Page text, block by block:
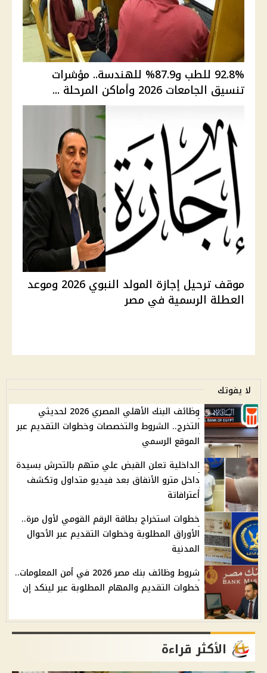
92.8% للطب و87.9% للهندسة.. مؤشرات
تنسيق الجامعات 2026 وأماكن المرحلة ...
موقف ترحيل إجازة المولد النبوي 2026 وموعد
العطلة الرسمية في مصر
لا يفوتك
وظائف البنك الأهلي المصري 2026 لحديثي
التخرج.. الشروط والتخصصات وخطوات التقديم عبر
الموقع الرسمي
الداخلية تعلن القبض علي متهم بالتحرش بسيدة
داخل مترو الأنفاق بعد فيديو متداول وتكشف
أعترافاتة
خطوات استخراج بطاقة الرقم القومي لأول مرة..
الأوراق المطلوبة وخطوات التقديم عبر الأحوال
المدنية
شروط وظائف بنك مصر 2026 في أمن المعلومات..
خطوات التقديم والمهام المطلوبة عبر لينكد إن
الأكثر قراءة